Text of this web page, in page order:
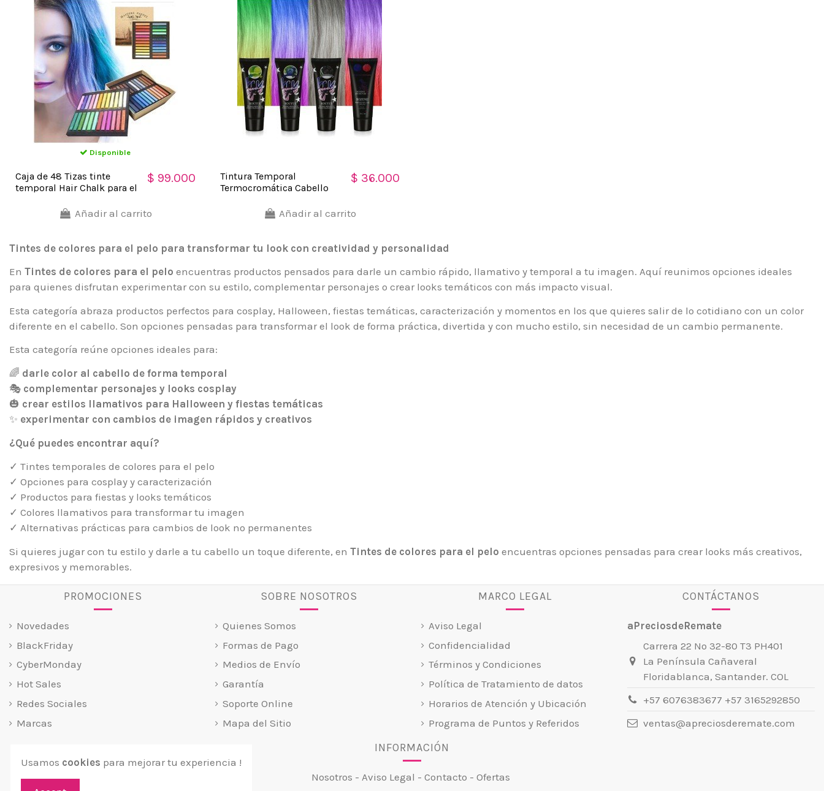
Disponible
Caja de 48 Tizas tinte
temporal Hair Chalk para el
$ 99.000
Añadir al carrito
Tintura Temporal
Termocromática Cabello
$ 36.000
Añadir al carrito
Tintes de colores para el pelo para transformar tu look con creatividad y personalidad
En Tintes de colores para el pelo encuentras productos pensados para darle un cambio rápido, llamativo y temporal a tu imagen. Aquí reunimos opciones ideales
para quienes disfrutan experimentar con su estilo, complementar personajes o crear looks temáticos con más impacto visual.
Esta categoría abraza productos perfectos para cosplay, Halloween, fiestas temáticas, caracterización y momentos en los que quieres salir de lo cotidiano con un color
diferente en el cabello. Son opciones pensadas para transformar el look de forma práctica, divertida y con mucho estilo, sin necesidad de un cambio permanente.
Esta categoría reúne opciones ideales para:
🌈 darle color al cabello de forma temporal
🎭 complementar personajes y looks cosplay
🎃 crear estilos llamativos para Halloween y fiestas temáticas
✨ experimentar con cambios de imagen rápidos y creativos
¿Qué puedes encontrar aquí?
✓ Tintes temporales de colores para el pelo
✓ Opciones para cosplay y caracterización
✓ Productos para fiestas y looks temáticos
✓ Colores llamativos para transformar tu imagen
✓ Alternativas prácticas para cambios de look no permanentes
Si quieres jugar con tu estilo y darle a tu cabello un toque diferente, en Tintes de colores para el pelo encuentras opciones pensadas para crear looks más creativos,
expresivos y memorables.
PROMOCIONES
Novedades
BlackFriday
CyberMonday
Hot Sales
Redes Sociales
Marcas
SOBRE NOSOTROS
Quienes Somos
Formas de Pago
Medios de Envío
Garantía
Soporte Online
Mapa del Sitio
MARCO LEGAL
Aviso Legal
Confidencialidad
Términos y Condiciones
Política de Tratamiento de datos
Horarios de Atención y Ubicación
Programa de Puntos y Referidos
CONTÁCTANOS
aPreciosdeRemate
Carrera 22 No 32-80 T3 PH401
La Península Cañaveral
Floridablanca, Santander. COL
+57 6076383677 +57 3165292850
ventas@apreciosderemate.com
INFORMACIÓN
Nosotros - Aviso Legal - Contacto - Ofertas
Usamos cookies para mejorar tu experiencia !